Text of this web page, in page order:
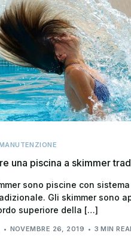
una piscina a skimmer
sono piscine con
Gli skimmer sono
superiore della […]
NOVEMBRE 26, 2019 3 MIN